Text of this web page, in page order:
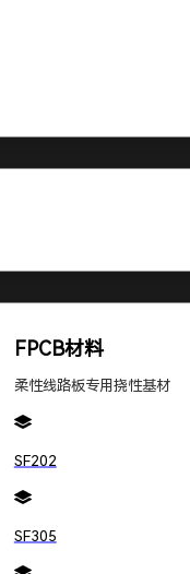
FPCB材料
柔性线路板专用挠性基材
SF202
SF305
目标、分
地点、时
是可选